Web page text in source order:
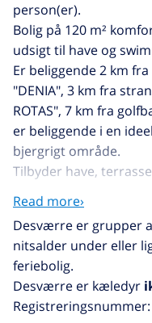
person(er).
Bolig på 120 m²
udsigt til have og
Er beliggende 2 km
"DENIA", 3 km fra
ROTAS", 7 km fra
er beliggende i en
bjergrigt område.
Tilbyder have,
terrasse,
internet (wifi),
privat, overdækket
Spansk, Engelsk, Tysk,
The amerikanske
køleskab, mikroovn,
køkkenredskaber,
Read more›
Desværre er grupper
nitsalder under eller
feriebolig.
Desværre er kæledyr
Registreringsnummer: